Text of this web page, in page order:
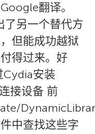
翻译。
了另一个替代方
但能成功越狱
得过来。好
Cydia安装
接设备 前
中查找这些字